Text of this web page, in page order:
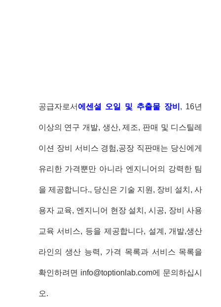
공급자로서 에센셜 오일 및 추출물 장비 , 16년
이상의 연구 개발, 생산, 제조, 판매 및 디스틸레
이션 장비 서비스 경험,공장 직판매는 당신에게
유리한 가격뿐만 아니라 엔지니어의 강력한 팀
을 제공합니다., 당신은 기술 지원, 장비 설치, 사
용자 교육, 엔지니어 현장 설치, 시공, 장비 사용
교육 서비스, 등을 제공합니다, 설계, 개발,생산
라인의 생산 능력, 가격 목록과 서비스 목록을
확인하려면 info@toptionlab.com에 문의하십시
오.